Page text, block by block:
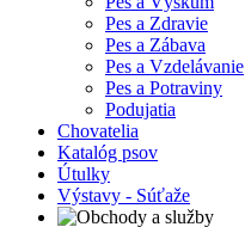
Pes a Zdravie
Pes a Zábava
Pes a Vzdelávanie
Pes a Potraviny
Podujatia
Chovatelia
Katalóg psov
Útulky
Výstavy - Súťaže